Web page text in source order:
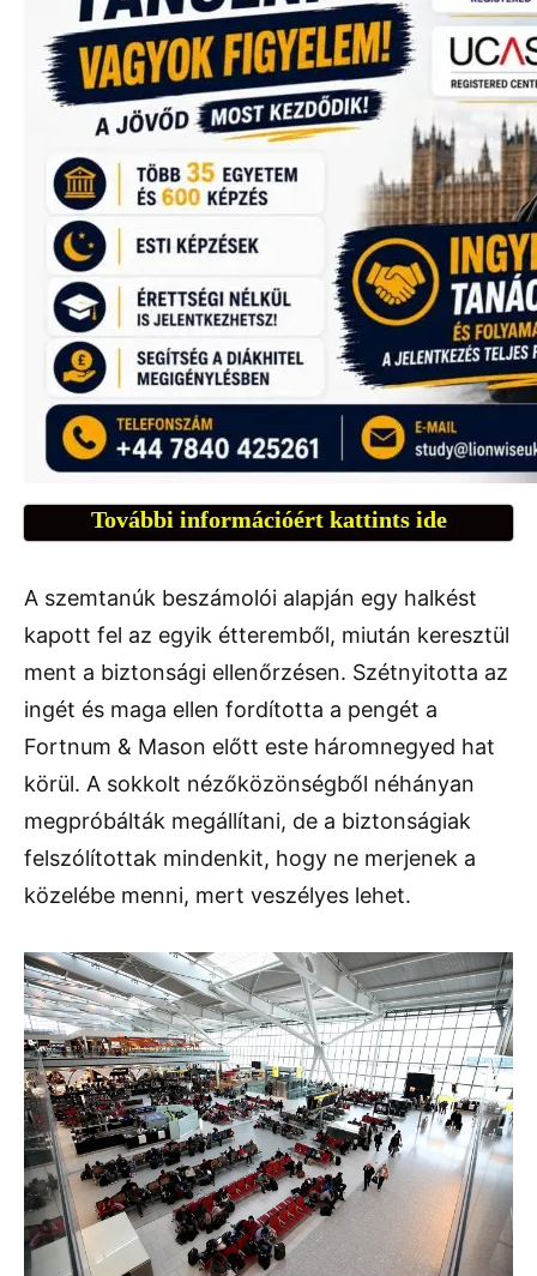
További információért kattints ide
A szemtanúk beszámolói alapján egy halkést
kapott fel az egyik étteremből, miután keresztül
ment a biztonsági ellenőrzésen. Szétnyitotta az
ingét és maga ellen fordította a pengét a
Fortnum & Mason előtt este háromnegyed hat
körül. A sokkolt nézőközönségből néhányan
megpróbálták megállítani, de a biztonságiak
felszólítottak mindenkit, hogy ne merjenek a
közelébe menni, mert veszélyes lehet.